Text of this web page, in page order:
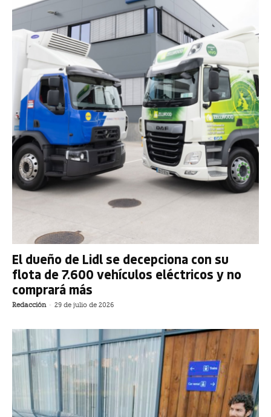
El dueño de Lidl se decepciona con su
flota de 7.600 vehículos eléctricos y no
comprará más
Redacción - 29 de julio de 2026